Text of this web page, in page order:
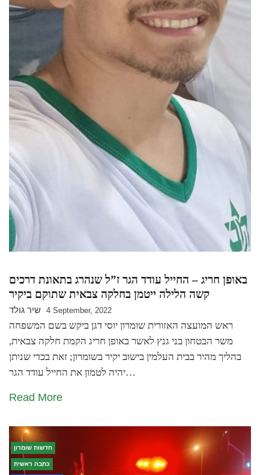
באופן חריג – החייל עודד הגר ז”ל שנהרג בתאונת דרכים
קשה הלילה ייטמן בחלקה צבאית שתוקם ביקיר
שיר גולד 4 September, 2022
ראש המועצה האזורית שומרון יוסי דגן ביקש בשם המשפחה
משר הבטחון בני גנץ לאשר באופן חריג הקמת חלקה צבאית,
בהליך מהיר בבית העלמין בישוב יקיר בשומרון; זאת בכדי שניתן
יהיה לטמון את החייל עודד הגר…
Read More
חדשות שומרון
כתבה ראשית